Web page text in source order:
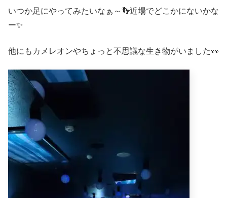
いつか足にやってみたいなぁ～👣近場でどこかにないかな
ー✨
他にもカメレオンやちょっと不思議な生き物がいました👀